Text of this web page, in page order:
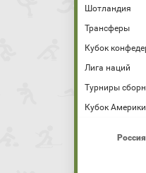
Шотландия
Трансферы
Кубок
Лига наций
Турниры
Кубок Америки
Россия